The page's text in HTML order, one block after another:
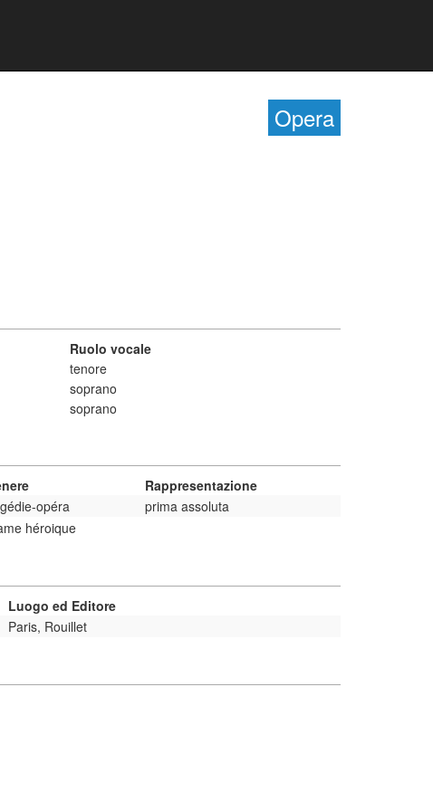
Opera
Ruolo vocale
tenore
soprano
soprano
Rappresentazione
opéra
prima assoluta
héroique
Luogo ed Editore
Paris, Rouillet